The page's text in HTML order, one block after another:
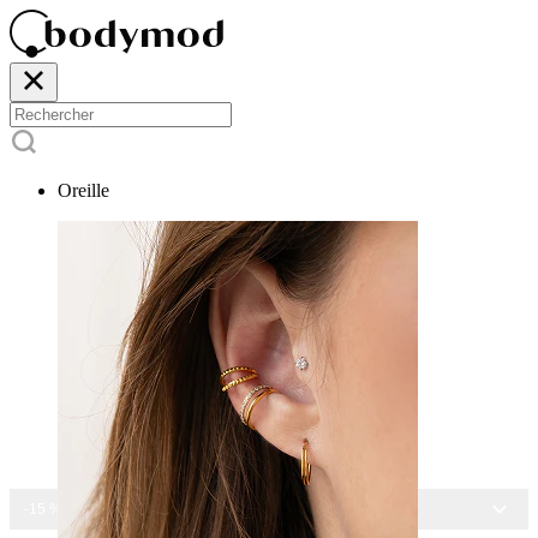
Oreille
-15 % SUR TOUS NOS BIJOUX